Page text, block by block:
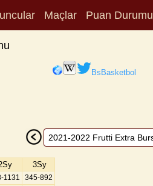
Maçlar Puan Durumu
BsBasketbol
3Sy
1131
345-892